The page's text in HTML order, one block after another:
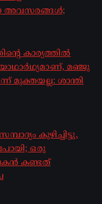
അവസരങ്ങൾ;
കാര്യത്തില്‍
മഞ്ജു
മുക്തയല്ല: ശാന്തി
കുഴിച്ചിട്ടു,
ഒരു
കണ്ടത്